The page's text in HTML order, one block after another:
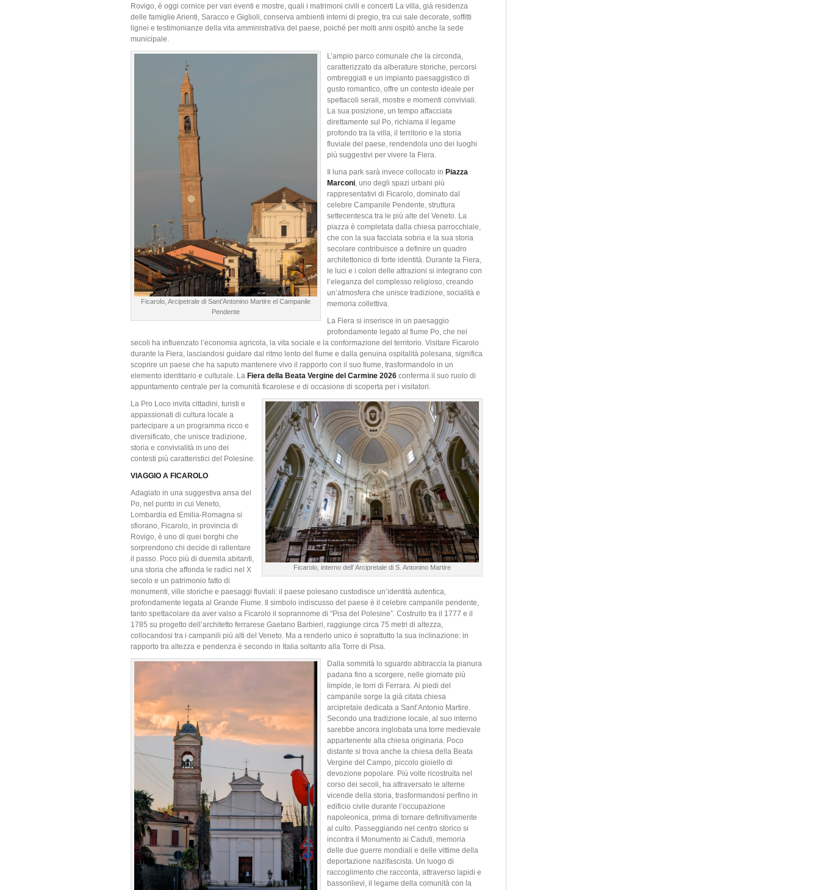
Rovigo, è oggi cornice per vari eventi e mostre, quali i matrimoni civili e concerti La villa, già residenza
delle famiglie Arienti, Saracco e Giglioli, conserva ambienti interni di pregio, tra cui sale decorate, soffitti
lignei e testimonianze della vita amministrativa del paese, poiché per molti anni ospitò anche la sede
municipale.
Ficarolo, Arcipetrale di Sant’Antonino Martire el Campanile
Pendente
L’ampio parco comunale che la circonda,
caratterizzato da alberature storiche, percorsi
ombreggiati e un impianto paesaggistico di
gusto romantico, offre un contesto ideale per
spettacoli serali, mostre e momenti conviviali.
La sua posizione, un tempo affacciata
direttamente sul Po, richiama il legame
profondo tra la villa, il territorio e la storia
fluviale del paese, rendendola uno dei luoghi
più suggestivi per vivere la Fiera.
Il luna park sarà invece collocato in Piazza
Marconi, uno degli spazi urbani più
rappresentativi di Ficarolo, dominato dal
celebre Campanile Pendente, struttura
settecentesca tra le più alte del Veneto. La
piazza è completata dalla chiesa parrocchiale,
che con la sua facciata sobria e la sua storia
secolare contribuisce a definire un quadro
architettonico di forte identità. Durante la Fiera,
le luci e i colori delle attrazioni si integrano con
l’eleganza del complesso religioso, creando
un’atmosfera che unisce tradizione, socialità e
memoria collettiva.
La Fiera si inserisce in un paesaggio
profondamente legato al fiume Po, che nei
secoli ha influenzato l’economia agricola, la vita sociale e la conformazione del territorio. Visitare Ficarolo
durante la Fiera, lasciandosi guidare dal ritmo lento del fiume e dalla genuina ospitalità polesana, significa
scoprire un paese che ha saputo mantenere vivo il rapporto con il suo fiume, trasformandolo in un
elemento identitario e culturale. La Fiera della Beata Vergine del Carmine 2026 conferma il suo ruolo di
appuntamento centrale per la comunità ficarolese e di occasione di scoperta per i visitatori.
Ficarolo, interno dell’ Arcipretale di S. Antonino Martire
La Pro Loco invita cittadini, turisti e
appassionati di cultura locale a
partecipare a un programma ricco e
diversificato, che unisce tradizione,
storia e convivialità in uno dei
contesti più caratteristici del Polesine.
VIAGGIO A FICAROLO
Adagiato in una suggestiva ansa del
Po, nel punto in cui Veneto,
Lombardia ed Emilia-Romagna si
sfiorano, Ficarolo, in provincia di
Rovigo, è uno di quei borghi che
sorprendono chi decide di rallentare
il passo. Poco più di duemila abitanti,
una storia che affonda le radici nel X
secolo e un patrimonio fatto di
monumenti, ville storiche e paesaggi fluviali: il paese polesano custodisce un’identità autentica,
profondamente legata al Grande Fiume. Il simbolo indiscusso del paese è il celebre campanile pendente,
tanto spettacolare da aver valso a Ficarolo il soprannome di “Pisa del Polesine”. Costruito tra il 1777 e il
1785 su progetto dell’architetto ferrarese Gaetano Barbieri, raggiunge circa 75 metri di altezza,
collocandosi tra i campanili più alti del Veneto. Ma a renderlo unico è soprattutto la sua inclinazione: in
rapporto tra altezza e pendenza è secondo in Italia soltanto alla Torre di Pisa.
Dalla sommità lo sguardo abbraccia la pianura
padana fino a scorgere, nelle giornate più
limpide, le torri di Ferrara. Ai piedi del
campanile sorge la già citata chiesa
arcipretale dedicata a Sant’Antonio Martire.
Secondo una tradizione locale, al suo interno
sarebbe ancora inglobata una torre medievale
appartenente alla chiesa originaria. Poco
distante si trova anche la chiesa della Beata
Vergine del Campo, piccolo gioiello di
devozione popolare. Più volte ricostruita nel
corso dei secoli, ha attraversato le alterne
vicende della storia, trasformandosi perfino in
edificio civile durante l’occupazione
napoleonica, prima di tornare definitivamente
al culto. Passeggiando nel centro storico si
incontra il Monumento ai Caduti, memoria
delle due guerre mondiali e delle vittime della
deportazione nazifascista. Un luogo di
raccoglimento che racconta, attraverso lapidi e
bassorilievi, il legame della comunità con la